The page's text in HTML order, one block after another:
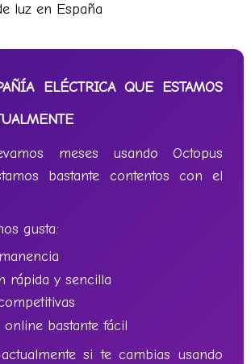
luz en España
ELÉCTRICA QUE ESTAMOS
meses usando Octopus
bastante contentos con el
gusta:
rápida y sencilla
online bastante fácil
si te cambias usando